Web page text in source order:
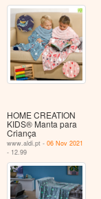
HOME CREATION
KIDS® Manta para
Criança
www.aldi.pt -06 Nov 2021
- 12.99